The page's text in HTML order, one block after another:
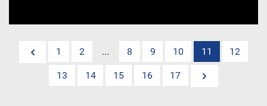
1 2 ... 8 9 10 11 12
13 14 15 16 17